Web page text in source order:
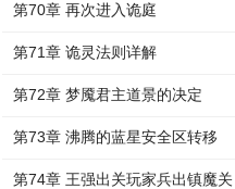
第70章 再次进入诡庭
第71章 诡灵法则详解
第72章 梦魇君主道景的决定
第73章 沸腾的蓝星安全区转移
第74章 王强出关玩家兵出镇魔关